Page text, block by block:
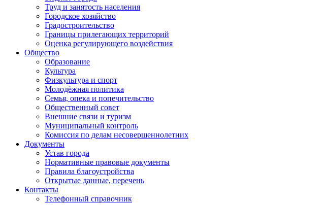
Труд и занятость населения
Городское хозяйство
Градостроительство
Границы прилегающих территорий
Оценка регулирующего воздействия
Общество
Образование
Культура
Физкультура и спорт
Молодёжная политика
Семья, опека и попечительство
Общественный совет
Внешние связи и туризм
Муниципальный контроль
Комиссия по делам несовершеннолетних
Документы
Устав города
Нормативные правовые документы
Правила благоустройства
Открытые данные, перечень
Контакты
Телефонный справочник